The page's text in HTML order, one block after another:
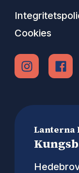
Cookies
Lanterna